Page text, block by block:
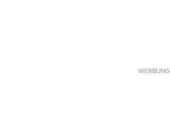
WERBUNG